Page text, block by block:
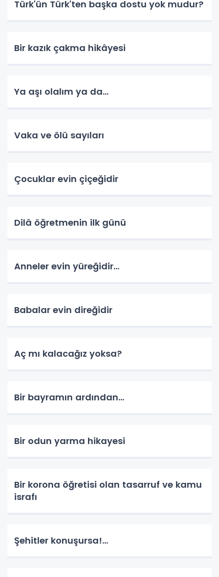
Türk'ün Türk'ten başka dostu yok mudur?
Bir kazık çakma hikâyesi
Ya aşı olalım ya da...
Vaka ve ölü sayıları
Çocuklar evin çiçeğidir
Dilâ öğretmenin ilk günü
Anneler evin yüreğidir...
Babalar evin direğidir
Aç mı kalacağız yoksa?
Bir bayramın ardından...
Bir odun yarma hikayesi
Bir korona öğretisi olan tasarruf ve kamu
israfı
Şehitler konuşursa!...